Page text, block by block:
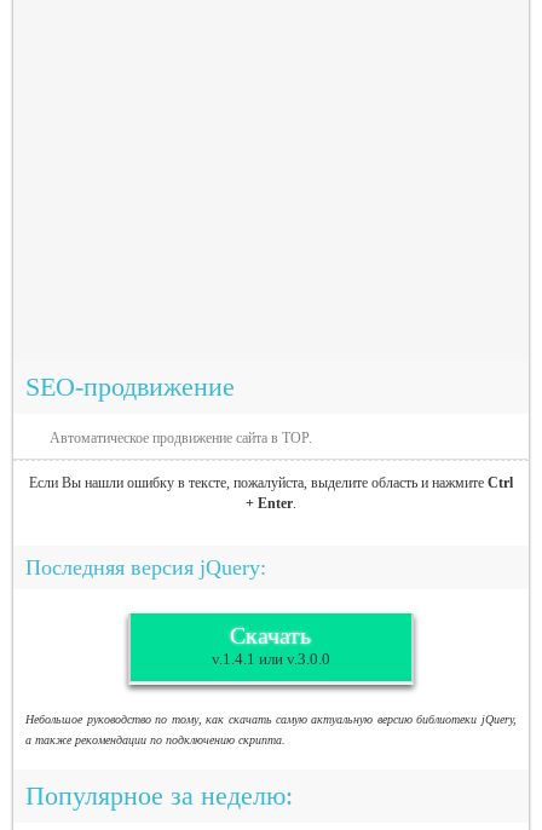
SEO-продвижение
Автоматическое продвижение сайта в TOP.
Если Вы нашли ошибку в тексте, пожалуйста, выделите область и нажмите Ctrl
+ Enter.
Последняя версия jQuery:
Скачать
v.1.4.1 или v.3.0.0
Небольшое руководство по тому, как скачать самую актуальную версию библиотеки jQuery,
а также рекомендации по подключению скрипта.
Популярное за неделю: